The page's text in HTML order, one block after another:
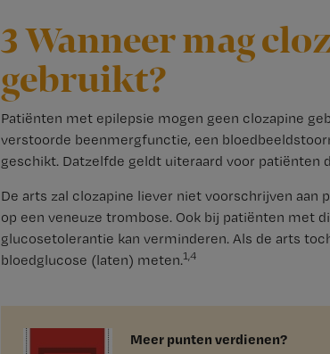
3 Wanneer mag
gebruikt?
Patiënten met epilepsie mogen geen clozapine
verstoorde beenmergfunctie, een
geschikt. Datzelfde geldt uiteraard voor patiënten
De arts zal clozapine liever niet voorschrijven
op een veneuze trombose. Ook bij patiënten met
glucosetolerantie kan verminderen. Als de arts
bloedglucose (laten) meten.1,4
Meer punten verdienen?